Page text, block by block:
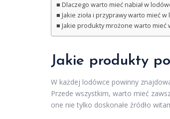
Dlaczego warto mieć nabiał w
Jakie zioła i przyprawy warto mieć w
Jakie produkty mrożone warto mieć
Jakie produkty
W każdej lodówce powinny
Przede wszystkim, warto mieć
one nie tylko doskonałe źródło